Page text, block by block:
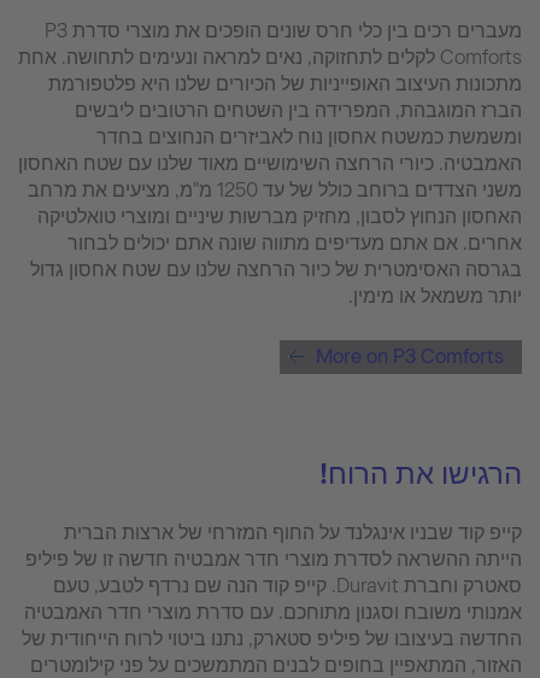
מעברים רכים בין כלי חרס שונים הופכים את מוצרי סדרת P3
Comforts לקלים לתחזוקה, נאים למראה ונעימים לתחושה. אחת
מתכונות העיצוב האופייניות של הכיורים שלנו היא פלטפורמת
הברז המוגבהת, המפרידה בין השטחים הרטובים ליבשים
ומשמשת כמשטח אחסון נוח לאביזרים הנחוצים בחדר
האמבטיה. כיורי הרחצה השימושיים מאוד שלנו עם שטח האחסון
משני הצדדים ברוחב כולל של עד 1250 מ"מ, מציעים את מרחב
האחסון הנחוץ לסבון, מחזיק מברשות שיניים ומוצרי טואלטיקה
אחרים. אם אתם מעדיפים מתווה שונה אתם יכולים לבחור
בגרסה האסימטרית של כיור הרחצה שלנו עם שטח אחסון גדול
יותר משמאל או מימין.
More on P3 Comforts
הרגישו את הרוח!
קייפ קוד שבניו אינגלנד על החוף המזרחי של ארצות הברית
הייתה ההשראה לסדרת מוצרי חדר אמבטיה חדשה זו של פיליפ
סאטרק וחברת Duravit. קייפ קוד הנה שם נרדף לטבע, טעם
אמנותי משובח וסגנון מתוחכם. עם סדרת מוצרי חדר האמבטיה
החדשה בעיצובו של פיליפ סטארק, נתנו ביטוי לרוח הייחודית של
האזור, המתאפיין בחופים לבנים המתמשכים על פני קילומטרים